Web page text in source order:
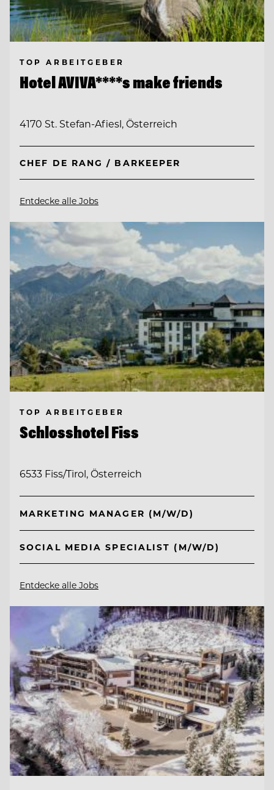
TOP ARBEITGEBER
Hotel AVIVA****s make friends
4170 St. Stefan-Afiesl, Österreich
CHEF DE RANG / BARKEEPER
Entdecke alle Jobs
TOP ARBEITGEBER
Schlosshotel Fiss
6533 Fiss/Tirol, Österreich
MARKETING MANAGER (M/W/D)
SOCIAL MEDIA SPECIALIST (M/W/D)
Entdecke alle Jobs